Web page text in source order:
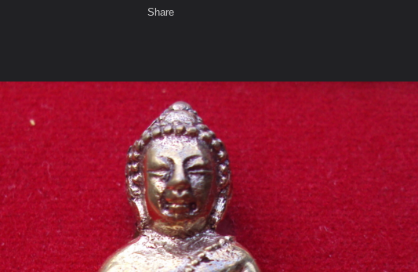
พระกริ่งสมปรารถนาของผม
วิดีโอ รูปภาพ
สถานที่
เสียงธรรม สมาชิก ห้องสนทนา
Share